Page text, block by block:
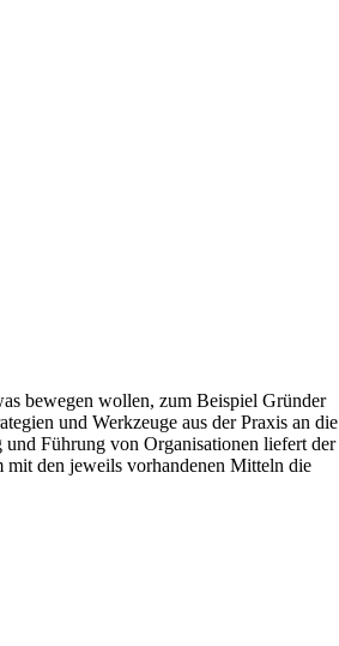
bewegen wollen, zum Beispiel Gründer
und Werkzeuge aus der Praxis an die
Führung von Organisationen liefert der
den jeweils vorhandenen Mitteln die